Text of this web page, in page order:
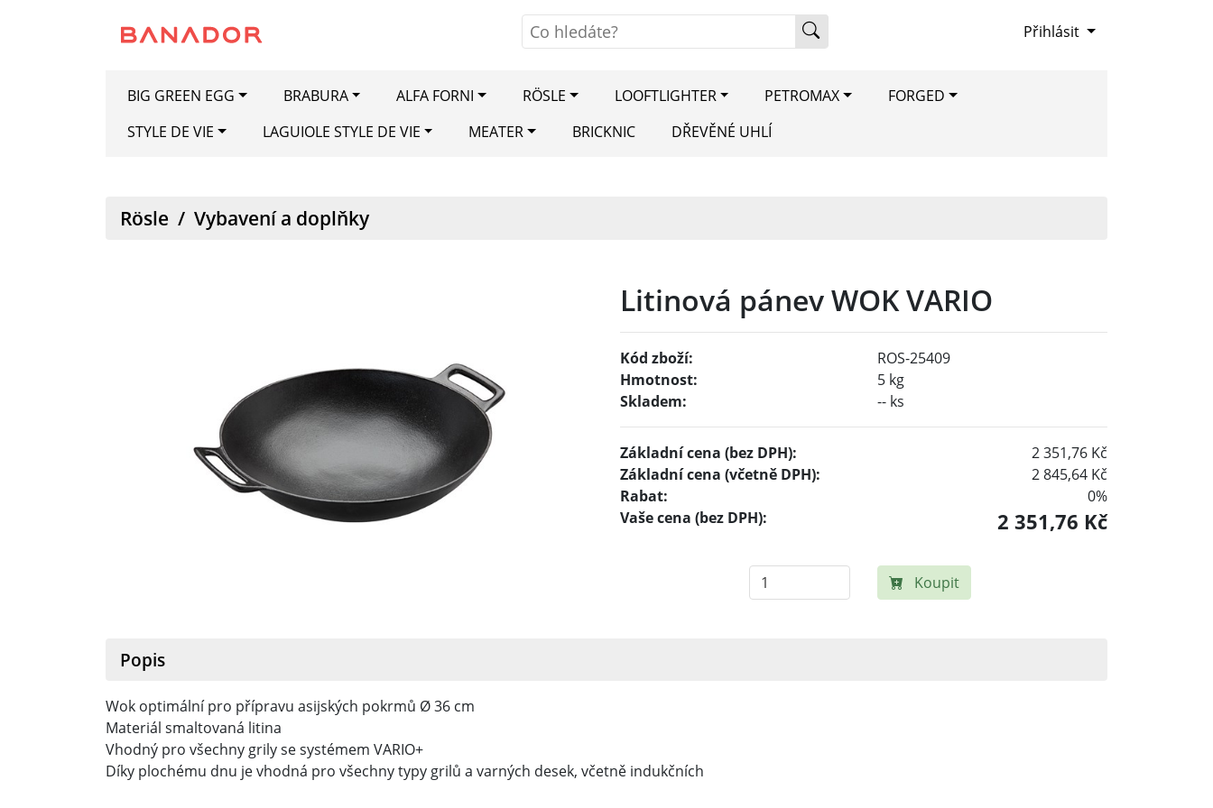
Přihlásit
BIG GREEN EGG BRABURA ALFA FORNI RÖSLE LOOFTLIGHTER PETROMAX
FORGED
STYLE DE VIE
LAGUIOLE STYLE DE VIE MEATER BRICKNIC DŘEVĚNÉ UHLÍ
Rösle / Vybavení a doplňky
Litinová pánev WOK VARIO
Kód zboží:
ROS-25409
Hmotnost:
5 kg
Skladem:
-- ks
Základní cena (bez DPH):
2 351,76 Kč
Základní cena (včetně DPH):
2 845,64 Kč
Rabat:
0%
Vaše cena (bez DPH):
2 351,76 Kč
Koupit
Popis
Wok optimální pro přípravu asijských pokrmů Ø 36 cm
Materiál smaltovaná litina
Vhodný pro všechny grily se systémem VARIO+
Díky plochému dnu je vhodná pro všechny typy grilů a varných desek, včetně indukčních